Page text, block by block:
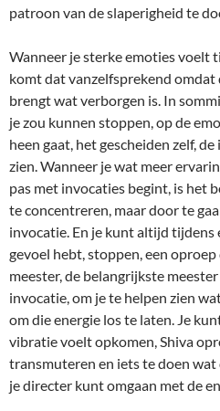
patroon van de slaperigheid te
Wanneer je sterke emoties voelt
komt dat vanzelfsprekend
brengt wat verborgen is. In
je zou kunnen stoppen, op de
heen gaat, het gescheiden zelf,
zien. Wanneer je wat meer
pas met invocaties begint, is het
te concentreren, maar door te
invocatie. En je kunt altijd tijdens
gevoel hebt, stoppen, een
meester, de belangrijkste
invocatie, om je te helpen zien
om die energie los te laten. Je
vibratie voelt opkomen, Shiva
transmuteren en iets te doen
je directer kunt omgaan met de